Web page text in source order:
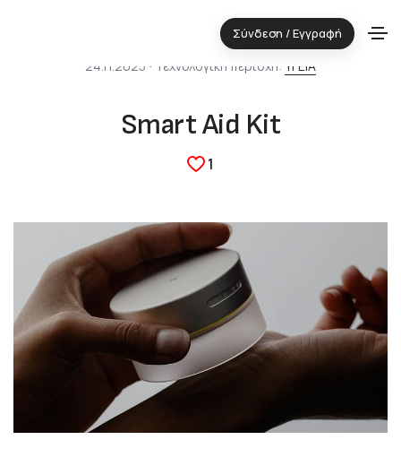
Σύνδεση / Εγγραφή
24.11.2025 ⋅ Τεχνολογική περιοχή: ΥΓΕΙΑ
Smart Aid Kit
1